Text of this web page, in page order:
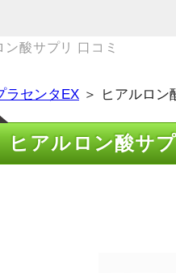
ン酸サプリ 口コミ
ラセンタEX ＞ ヒアルロン
ヒアルロン酸サ